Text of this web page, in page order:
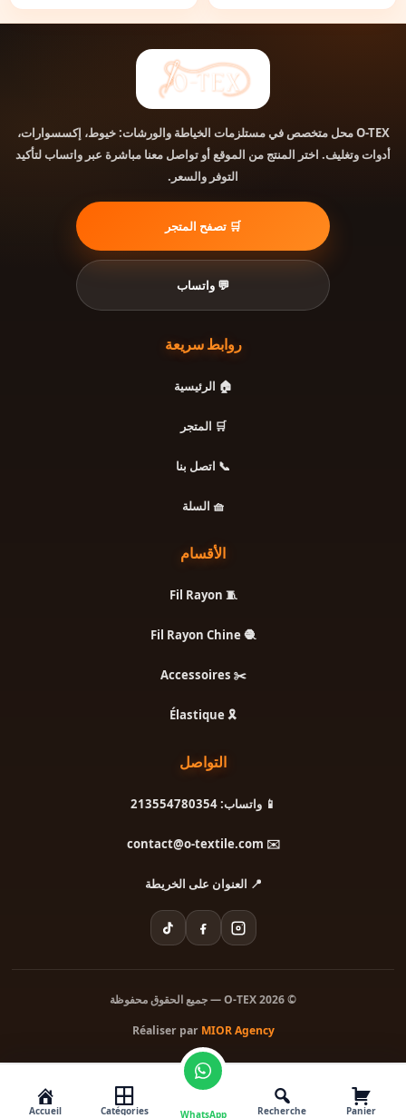
O-TEXمحل متخصص في مستلزمات الخياطة والورشات: خيوط، إكسسوارات،
أدوات وتغليف. اختر المنتج من الموقع أو تواصل معنا مباشرة عبر واتساب لتأكيد
التوفر والسعر.
🛒 تصفح المتجر
💬 واتساب
روابط سريعة
🏠 الرئيسية
🛒 المتجر
📞 اتصل بنا
🧺 السلة
الأقسام
🧵 Fil Rayon
🧶 Fil Rayon Chine
✂️ Accessoires
🎗️ Élastique
التواصل
📱 واتساب: 213554780354
✉️ contact@o-textile.com
📍 العنوان على الخريطة
© 2026 O-TEX — جميع الحقوق محفوظة
Réaliser par MIOR Agency
Accueil Catégories WhatsApp Recherche Panier